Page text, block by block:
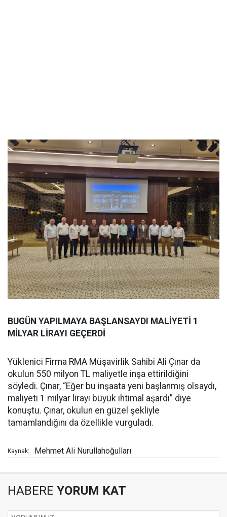
BUGÜN YAPILMAYA BAŞLANSAYDI MALİYETİ 1
MİLYAR LİRAYI GEÇERDİ
Yüklenici Firma RMA Müşavirlik Sahibi Ali Çınar da
okulun 550 milyon TL maliyetle inşa ettirildiğini
söyledi. Çınar, “Eğer bu inşaata yeni başlanmış olsaydı,
maliyeti 1 milyar lirayı büyük ihtimal aşardı” diye
konuştu. Çınar, okulun en güzel şekliyle
tamamlandığını da özellikle vurguladı.
Kaynak: Mehmet Ali Nurullahoğulları
HABERE YORUM KAT